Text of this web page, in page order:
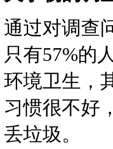
通过对调查
只有57%的
环境卫生，
习惯很不好
丢垃圾。